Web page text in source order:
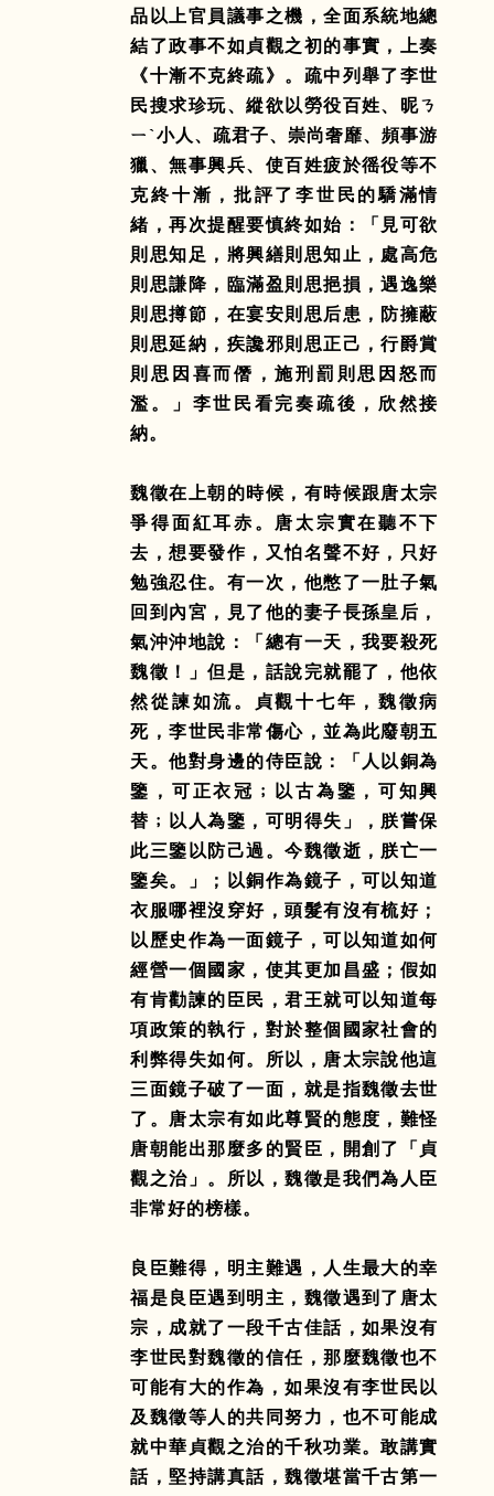
品以上官員議事之機，全面系統地總
結了政事不如貞觀之初的事實，上奏
《十漸不克終疏》。疏中列舉了李世
民搜求珍玩、縱欲以勞役百姓、昵ㄋ
ㄧˋ小人、疏君子、崇尚奢靡、頻事游
獵、無事興兵、使百姓疲於徭役等不
克終十漸，批評了李世民的驕滿情
緒，再次提醒要慎終如始：「見可欲
則思知足，將興繕則思知止，處高危
則思謙降，臨滿盈則思挹損，遇逸樂
則思撙節，在宴安則思后患，防擁蔽
則思延納，疾讒邪則思正己，行爵賞
則思因喜而僭，施刑罰則思因怒而
濫。」李世民看完奏疏後，欣然接
納。
魏徵在上朝的時候，有時候跟唐太宗
爭得面紅耳赤。唐太宗實在聽不下
去，想要發作，又怕名聲不好，只好
勉強忍住。有一次，他憋了一肚子氣
回到內宮，見了他的妻子長孫皇后，
氣沖沖地說：「總有一天，我要殺死
魏徵！」但是，話說完就罷了，他依
然從諫如流。貞觀十七年，魏徵病
死，李世民非常傷心，並為此廢朝五
天。他對身邊的侍臣說：「人以銅為
鑒，可正衣冠﹔以古為鑒，可知興
替﹔以人為鑒，可明得失」，朕嘗保
此三鑒以防己過。今魏徵逝，朕亡一
鑒矣。」；以銅作為鏡子，可以知道
衣服哪裡沒穿好，頭髮有沒有梳好；
以歷史作為一面鏡子，可以知道如何
經營一個國家，使其更加昌盛；假如
有肯勸諫的臣民，君王就可以知道每
項政策的執行，對於整個國家社會的
利弊得失如何。所以，唐太宗說他這
三面鏡子破了一面，就是指魏徵去世
了。唐太宗有如此尊賢的態度，難怪
唐朝能出那麼多的賢臣，開創了「貞
觀之治」。所以，魏徵是我們為人臣
非常好的榜樣。
良臣難得，明主難遇，人生最大的幸
福是良臣遇到明主，魏徵遇到了唐太
宗，成就了一段千古佳話，如果沒有
李世民對魏徵的信任，那麼魏徵也不
可能有大的作為，如果沒有李世民以
及魏徵等人的共同努力，也不可能成
就中華貞觀之治的千秋功業。敢講實
話，堅持講真話，魏徵堪當千古第一